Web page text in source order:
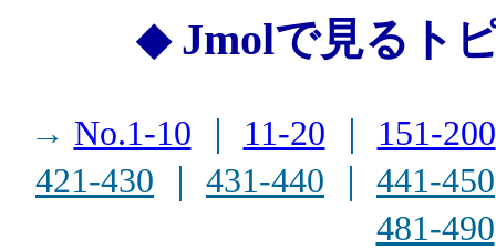
◆ Jmolで見るト
→ No.1-10 11-20 151-200
421-430
431-440 441-450
481-490